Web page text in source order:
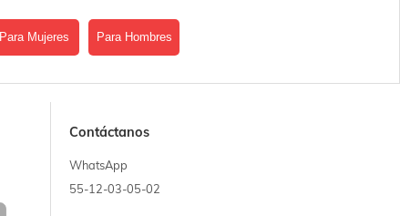
Para Mujeres Para Hombres
Contáctanos
WhatsApp
55-12-03-05-02